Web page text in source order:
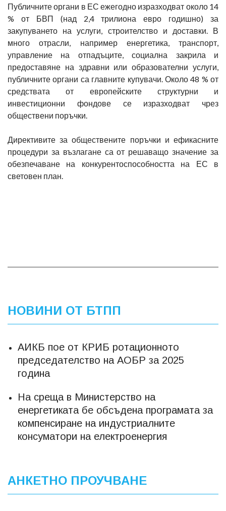
Публичните органи в ЕС ежегодно изразходват около 14
% от БВП (над 2,4 трилиона евро годишно) за
закупуването на услуги, строителство и доставки. В
много отрасли, например енергетика, транспорт,
управление на отпадъците, социална закрила и
предоставяне на здравни или образователни услуги,
публичните органи са главните купувачи. Около 48 % от
средствата от европейските структурни и
инвестиционни фондове се изразходват чрез
обществени поръчки.
Директивите за обществените поръчки и ефикасните
процедури за възлагане са от решаващо значение за
обезпечаване на конкурентоспособността на ЕС в
световен план.
НОВИНИ ОТ БТПП
АИКБ пое от КРИБ ротационното
председателство на АОБР за 2025
година
На среща в Министерство на
енергетиката бе обсъдена програмата за
компенсиране на индустриалните
консуматори на електроенергия
АНКЕТНО ПРОУЧВАНЕ